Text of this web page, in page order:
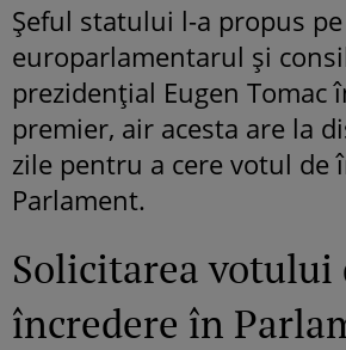
Șeful statului l-a propus pe
europarlamentarul și
prezidențial Eugen Tomac
premier, air acesta are la
zile pentru a cere votul de
Parlament.
Solicitarea votului
încredere în